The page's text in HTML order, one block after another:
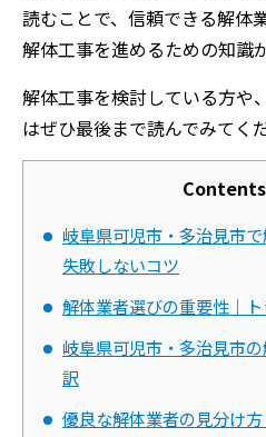
読むことで、信頼できる解体
解体工事を進めるための知識
解体工事を検討している方や
はぜひ最後まで読んでみてく
Contents
岐阜県可児市・多治見市
失敗しないコツ
解体業者選びの重要性｜
岐阜県可児市・多治見市
訳
優良な解体業者の見分け